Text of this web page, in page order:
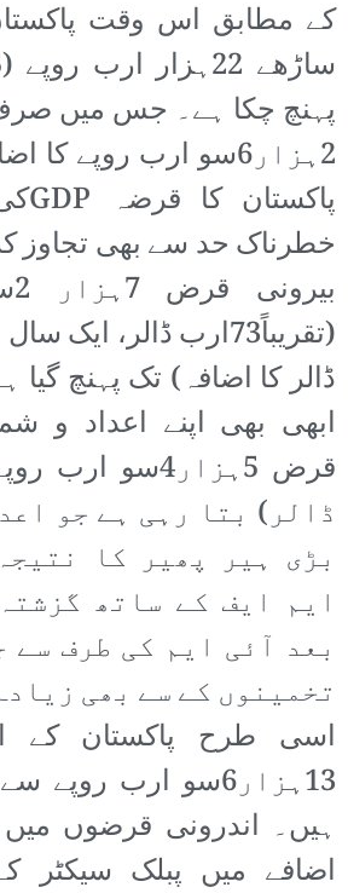
کے مطابق اس وقت
پہنچ چکا ہے۔ جس میں
2ہزار6سو ارب روپے
خطرناک حد سے بھی تجاوز
ڈالر کا اضافہ) تک پہنچ
ابھی بھی اپنے اعداد و
ڈالر) بتا رہی ہے جو
بڑی ہیر پھیر کا
ایم ایف کے ساتھ
بعد آئی ایم کی طرف سے
تخمینوں کے سے بھی
اسی طرح پاکستان کے
13ہزار6سو ارب
ہیں۔ اندرونی قرضوں
اضافے میں پبلک سیکٹر